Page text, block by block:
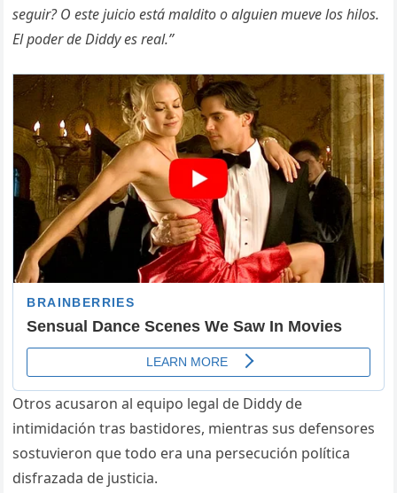
seguir? O este juicio está maldito o alguien mueve los hilos.
El poder de Diddy es real.”
Otros acusaron al equipo legal de Diddy de
intimidación tras bastidores, mientras sus defensores
sostuvieron que todo era una persecución política
disfrazada de justicia.